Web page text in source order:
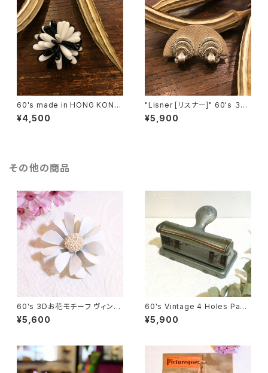
60's made in HONG KONG
Black & White Flower Motif
ヴィンテージブローチ [BV-40
¥4,500
"Lisner [リスナー]" 60's ３つ
の輪を葉っぱで結んだようなヴ
¥5,900
その他の商品
60's 3Dお花モチーフ ヴィンテ
¥5,600
60's Vintage 4 Holes Pape
r Puncher form LATVIA [O
V-2]
¥5,900